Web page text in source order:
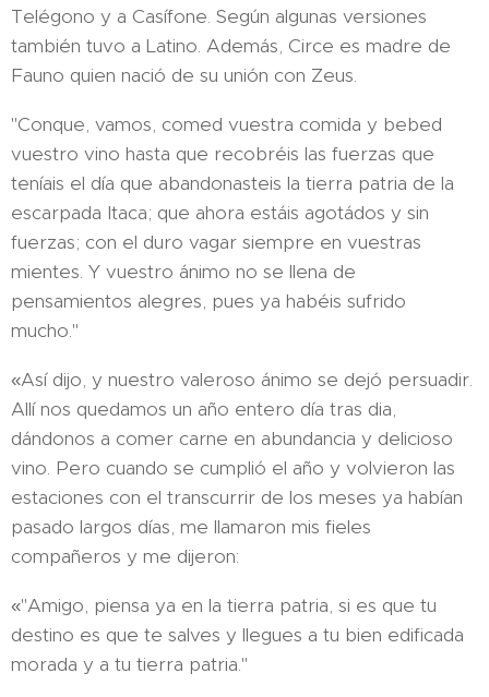
Telégono y a Casífone. Según algunas versiones
también tuvo a Latino. Además, Circe es madre de
Fauno quien nació de su unión con Zeus.
"Conque, vamos, comed vuestra comida y bebed
vuestro vino hasta que recobréis las fuerzas que
teníais el día que abando­nasteis la tierra patria de la
escarpada Itaca; que ahora estáis agotádos y sin
fuerzas; con el duro vagar siempre en vuestras
mientes. Y vuestro ánimo no se llena de
pensamientos alegres, pues ya habéis sufrido
mucho."
«Así dijo, y nuestro valeroso ánimo se dejó persuadir.
Allí nos quedamos un año entero día tras dia,
dándonos a co­mer carne en abundancia y delicioso
vino. Pero cuando se cumplió el año y volvieron las
estaciones con el transcurrir de los meses ya habían
pasado largos días, me llamaron mis fieles
compañeros y me dijeron:
«"Amigo, piensa ya en la tierra patria, si es que tu
destino es que te salves y llegues a tu bien edificada
morada y a tu tierra patria."